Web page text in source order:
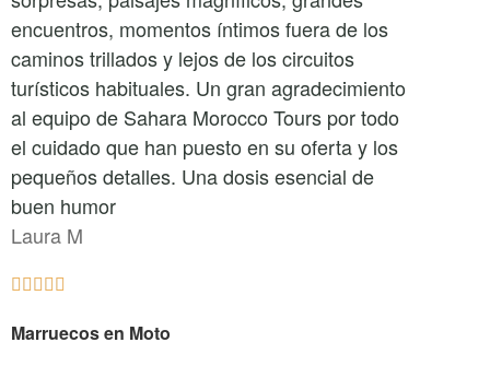
encuentros, momentos íntimos fuera de los
caminos trillados y lejos de los circuitos
turísticos habituales. Un gran agradecimiento
al equipo de Sahara Morocco Tours por todo
el cuidado que han puesto en su oferta y los
pequeños detalles. Una dosis esencial de
buen humor
Laura M
    
Marruecos en Moto